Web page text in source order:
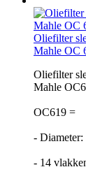
Oliefilter
Mahle OC
Oliefilter
Mahle
OC619 =
- Diameter:
- 14